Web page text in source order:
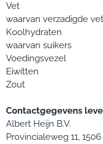
Vet
waarvan verzadigde
Koolhydraten
waarvan suikers
Voedingsvezel
Eiwitten
Zout
Contactgegevens
Albert Heijn B.V.
Provincialeweg 11,